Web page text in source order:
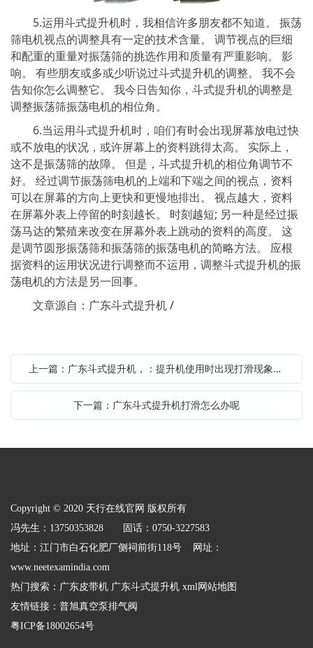
5.运用斗式提升机时，我相信许多朋友都不知道。 振荡
筛电机视点的调整具有一定的技术含量。 调节视点的巨细
和配重的重量对振荡筛的挑选作用和质量有严重影响。 影
响。 有些朋友或多或少听说过斗式提升机的调整。 我不会
告知你怎么调整它。 我今日告知你，斗式提升机的调整是
调整振荡筛振荡电机的相位角。
6.当运用斗式提升机时，咱们有时会出现屏幕放电过快
或不放电的状况，或许屏幕上的资料跳得太高。 实际上，
这不是振荡筛的故障。 但是，斗式提升机的相位角调节不
好。 经过调节振荡筛电机的上端和下端之间的视点，资料
可以在屏幕的方向上更快和更慢地排出。 视点越大，资料
在屏幕外表上停留的时刻越长。 时刻越短; 另一种是经过振
荡马达的繁殖来改变在屏幕外表上跳动的资料的高度。 这
是调节圆形振荡筛和振荡筛的振荡电机的简略方法。 应根
据资料的运用状况进行调整而不运用，调整斗式提升机的振
荡电机的方法是另一回事。
文章源自：广东斗式提升机/
上一篇：广东斗式提升机，：提升机使用时出现打滑现象怎么处理？
下一篇：广东斗式提升机打滑怎么办呢
Copyright © 2020 天行在线官网 版权所有
冯先生：13750353828 固话：0750-3227583
地址：江门市白石化肥厂侧祠前街118号 网址：
www.neetexamindia.com
热门搜索： 广东皮带机 广东斗式提升机 xml网站地图
友情链接： 普旭真空泵排气阀
粤ICP备18002654号